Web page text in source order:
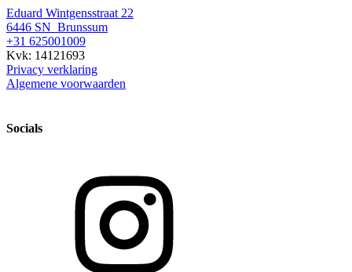
Eduard Wintgensstraat 22
6446 SN Brunssum
+31 625001009
Kvk: 14121693
Privacy verklaring
Algemene voorwaarden
Socials